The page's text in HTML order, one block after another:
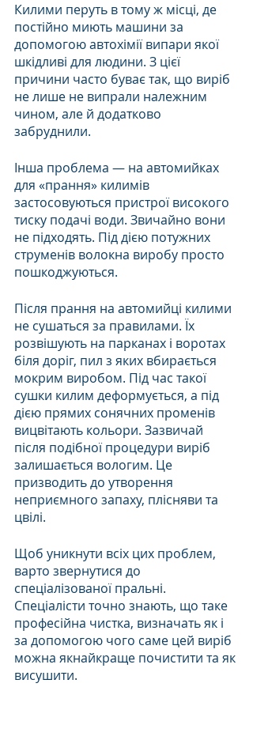
Килими перуть в тому ж місці, де
постійно миють машини за
допомогою автохімії випари якої
шкідливі для людини. З цієї
причини часто буває так, що виріб
не лише не випрали належним
чином, але й додатково
забруднили.
Інша проблема — на автомийках
для «прання» килимів
застосовуються пристрої високого
тиску подачі води. Звичайно вони
не підходять. Під дією потужних
струменів волокна виробу просто
пошкоджуються.
Після прання на автомийці килими
не сушаться за правилами. Їх
розвішують на парканах і воротах
біля доріг, пил з яких вбирається
мокрим виробом. Під час такої
сушки килим деформується, а під
дією прямих сонячних променів
вицвітають кольори. Зазвичай
після подібної процедури виріб
залишається вологим. Це
призводить до утворення
неприємного запаху, плісняви та
цвілі.
Щоб уникнути всіх цих проблем,
варто звернутися до
спеціалізованої пральні.
Спеціалісти точно знають, що таке
професійна чистка, визначать як і
за допомогою чого саме цей виріб
можна якнайкраще почистити та як
висушити.